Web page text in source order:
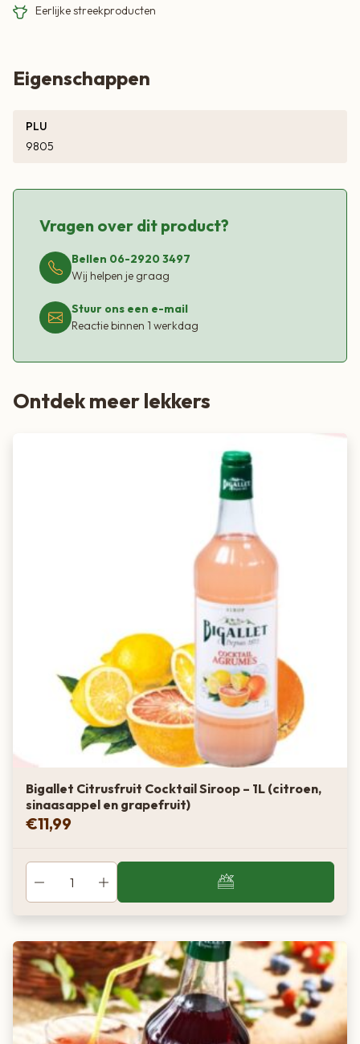
Eerlijke streekproducten
Eigenschappen
PLU
9805
Vragen over dit product?
Bellen 06-2920 3497
Wij helpen je graag
Stuur ons een e-mail
Reactie binnen 1 werkdag
Ontdek meer lekkers
Bigallet Citrusfruit Cocktail Siroop – 1L (citroen,
sinaasappel en grapefruit)
€11,99